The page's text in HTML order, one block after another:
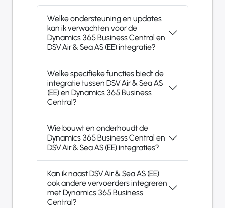
Welke ondersteuning en updates
kan ik verwachten voor de
Dynamics 365 Business Central en
DSV Air & Sea AS (EE) integratie?
Welke specifieke functies biedt de
integratie tussen DSV Air & Sea AS
(EE) en Dynamics 365 Business
Central?
Wie bouwt en onderhoudt de
Dynamics 365 Business Central en
DSV Air & Sea AS (EE) integraties?
Kan ik naast DSV Air & Sea AS (EE)
ook andere vervoerders integreren
met Dynamics 365 Business
Central?